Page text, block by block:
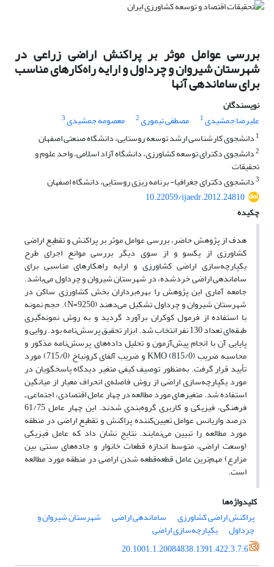
بررسی عوامل موثر بر پراکنش اراضی زراعی در
شهرستان شیروان و چرداول و ارایه راه‌کارهای مناسب
برای ساماندهی آنها
نویسندگان
علیرضا جمشیدی1 مصطفی تیموری2 معصومه جمشیدی3
1 دانشجوی کارشناسی ارشد توسعه روستایی، دانشگاه صنعتی اصفهان
2دانشجوی دکترای توسعه کشاورزی، دانشگاه آزاد اسلامی، واحد علوم و
تحقیقات
3دانشجوی دکترای جغرافیا- برنامه ریزی روستایی، دانشگاه اصفهان
10.22059/ijaedr.2012.24810
چکیده
هدف از پژوهش حاضر، بررسی عوامل موثر بر پراکنش و تقطیع اراضی
کشاورزی از یکسو و از سوی دیگر بررسی موانع اجرای طرح
یکپارچه‌سازی اراضی کشاورزی و ارایه راه‎کارهای مناسبی برای
ساماندهی اراضی خردشده، در شهرستان شیروان و چرداول می‌باشد.
جامعه آماری این پژوهش را بهره‌برداران بخش کشاورزی ساکن در
شهرستان شیروان و چرداول تشکیل می‌دهند (9250=N). حجم نمونه
با استفاده از فرمول کوکران برآورد گردید و به روش نمونه‌گیری
طبقه‌ای تعداد 130 نفر انتخاب شد. ابزار تحقیق پرسش‌نامه بود. روایی و
پایایی آن با انجام پیش‌آزمون و تحلیل داده‌های پرسش‌نامه مذکور و
محاسبه ضریب KMO (815/0) و ضریب آلفای کرونباخ (715/0) مورد
تأیید قرار گرفت. به‌منظور توصیف کیفی متغیر دیدگاه پاسخگویان در
مورد یکپارچه‌سازی اراضی از روش فاصله‌ی انحراف معیار از میانگین
استفاده شد. متغیرهای مورد مطالعه در چهار عامل اقتصادی، اجتماعی ـ
فرهنگی، فیزیکی و کاربری گروه‌بندی شدند. این چهار عامل 61/75
درصد واریانس عوامل تعیین‌کننده پراکنش و تقطیع اراضی در منطقه
مورد مطالعه را تبیین می‌نمایند. نتایج نشان داد که عامل فیزیکی
(وسعت اراضی، متوسط اندازه قطعات خانوار و جاده‌های سنتی بین
مزارع) مهم‌ترین عامل قطعه‌قطعه شدن اراضی در منطقه مورد مطالعه
است.
کلیدواژه‌ها
پراکنش اراضی کشاورزی
ساماندهی اراضی شهرستان شیروان و
چرداول
یکپارچه‌سازی اراضی
20.1001.1.20084838.1391.422.3.7.6